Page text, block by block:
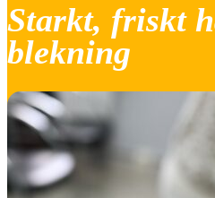
Starkt, friskt
blekning